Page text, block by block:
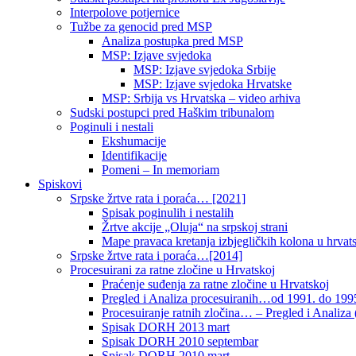
Interpolove potjernice
Tužbe za genocid pred MSP
Analiza postupka pred MSP
MSP: Izjave svjedoka
MSP: Izjave svjedoka Srbije
MSP: Izjave svjedoka Hrvatske
MSP: Srbija vs Hrvatska – video arhiva
Sudski postupci pred Haškim tribunalom
Poginuli i nestali
Ekshumacije
Identifikacije
Pomeni – In memoriam
Spiskovi
Srpske žrtve rata i poraća… [2021]
Spisak poginulih i nestalih
Žrtve akcije „Oluja“ na srpskoj strani
Mape pravaca kretanja izbjegličkih kolona u
Srpske žrtve rata i poraća…[2014]
Procesuirani za ratne zločine u Hrvatskoj
Praćenje suđenja za ratne zločine u Hrvatskoj
Pregled i Analiza procesuiranih…od 1991. do
Procesuiranje ratnih zločina… – Pregled i Analiza
Spisak DORH 2013 mart
Spisak DORH 2010 septembar